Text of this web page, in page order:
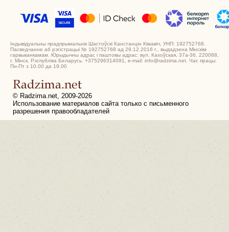
Індывідуальны прадпрымальнік Шастоўскі Канстанцін Кімавіч, УНП: 192752768.
Пасведчанне аб рэгістрацыі № 192752768 ад 29.12.2016 г., выдадзена Мінскім
гарвыканкамам. Юрыдычны адрас і паштовы адрас: вул. Кахоўская, 37а-36, 220068,
г. Мінск, Рэспубліка Беларусь. +375296314091, e-mail: info@radzima.net. Час працы:
Пн-Пт з 10.00 да 19.00
© Radzima.net, 2009-2026
Использование материалов сайта только с письменного
разрешения правообладателей